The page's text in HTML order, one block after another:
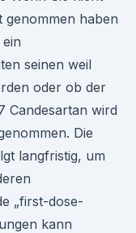
genommen haben
seinen weil
oder ob der
Candesartan wird
Die
langfristig, um
„first-dose-
kann